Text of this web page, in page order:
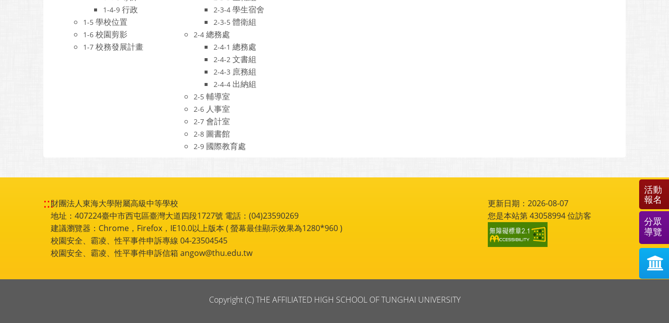
1-4-9 行政
1-5 學校位置
1-6 校園剪影
1-7 校務發展計畫
2-3-4 學生宿舍
2-3-5 體衛組
2-4 總務處
2-4-1 總務處
2-4-2 文書組
2-4-3 庶務組
2-4-4 出納組
2-5 輔導室
2-6 人事室
2-7 會計室
2-8 圖書館
2-9 國際教育處
:::財團法人東海大學附屬高級中等學校
地址：407224臺中市西屯區臺灣大道四段1727號 電話：(04)23590269
建議瀏覽器：Chrome，Firefox，IE10.0以上版本 ( 螢幕最佳顯示效果為1280*960 )
校園安全、霸凌、性平事件申訴專線 04-23504545
校園安全、霸凌、性平事件申訴信箱 angow@thu.edu.tw
更新日期：2026-08-07
您是本站第43058994位訪客
Copyright (C) THE AFFILIATED HIGH SCHOOL OF TUNGHAI UNIVERSITY
活動
報名
分眾
導覽